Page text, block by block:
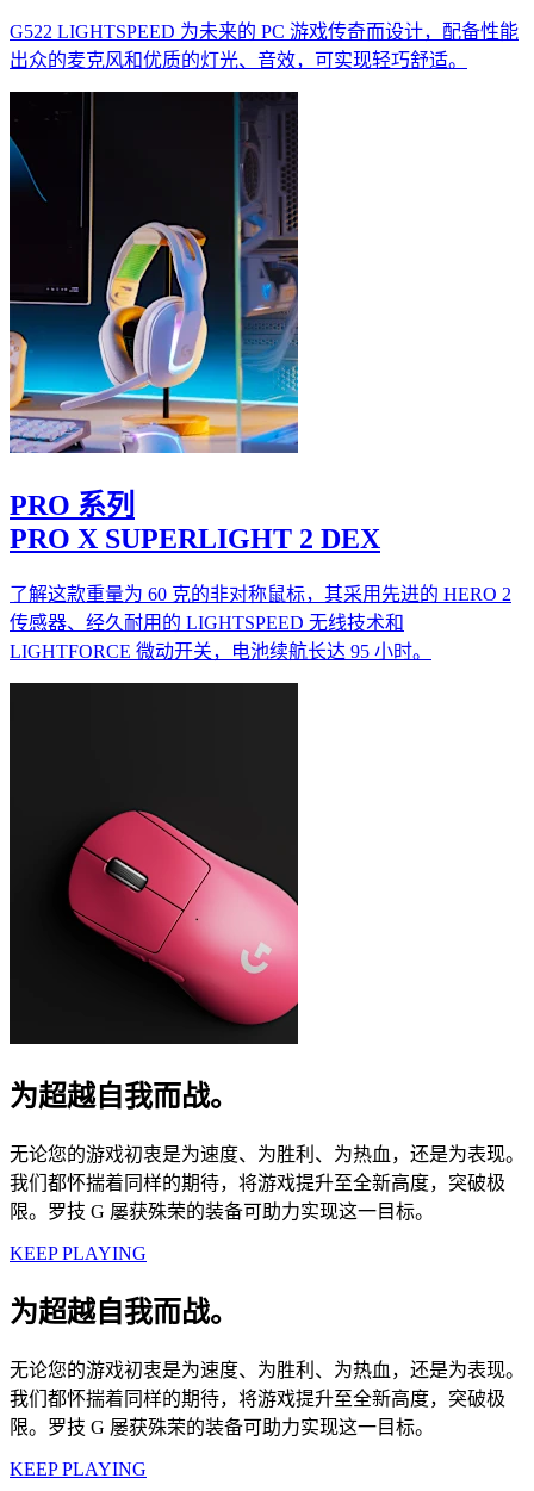
G522 LIGHTSPEED 为未来的 PC 游戏传奇而设计，配备性能
出众的麦克风和优质的灯光、音效，可实现轻巧舒适。
PRO 系列
PRO X SUPERLIGHT 2 DEX
了解这款重量为 60 克的非对称鼠标，其采用先进的 HERO 2
传感器、经久耐用的 LIGHTSPEED 无线技术和
LIGHTFORCE 微动开关，电池续航长达 95 小时。
为超越自我而战。
无论您的游戏初衷是为速度、为胜利、为热血，还是为表现。
我们都怀揣着同样的期待，将游戏提升至全新高度，突破极
限。罗技 G 屡获殊荣的装备可助力实现这一目标。
KEEP PLAYING
为超越自我而战。
无论您的游戏初衷是为速度、为胜利、为热血，还是为表现。
我们都怀揣着同样的期待，将游戏提升至全新高度，突破极
限。罗技 G 屡获殊荣的装备可助力实现这一目标。
KEEP PLAYING